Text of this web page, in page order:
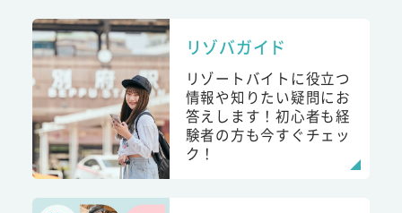
リゾバガイド
リゾートバイトに役立つ
情報や知りたい疑問にお
答えします！初心者も経
験者の方も今すぐチェッ
ク！